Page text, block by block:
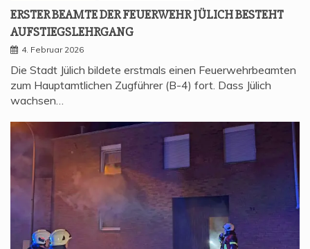
ERS­TER BEAM­TE DER FEU­ER­WEHR JÜLICH BESTEHT
AUFSTIEGSLEHRGANG
4. Februar 2026
Die Stadt Jülich bildete erstmals einen Feuerwehrbeamten
zum Hauptamtlichen Zugführer (B-4) fort. Dass Jülich
wachsen…